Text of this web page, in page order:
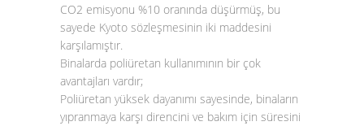
CO2 emisyonu %10 oranında düşürmüş, bu
sayede Kyoto sözleşmesinin iki maddesini
karşılamıştır.
Binalarda poliüretan kullanımının bir çok
avantajları vardır;
Poliüretan yüksek dayanımı sayesinde, binaların
yıpranmaya karşı direncini ve bakım için süresini